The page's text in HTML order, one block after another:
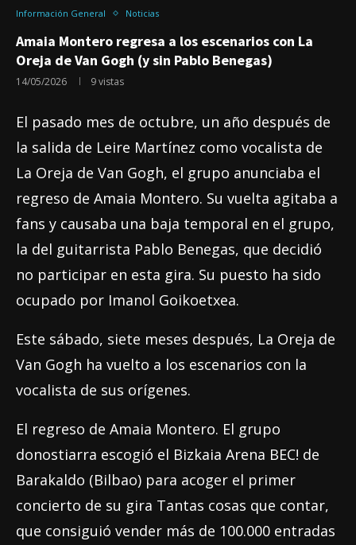
Información General Noticias
Amaia Montero regresa a los escenarios con La
Oreja de Van Gogh (y sin Pablo Benegas)
14/05/2026 9vistas
El pasado mes de octubre, un año después de
la salida de Leire Martínez como vocalista de
La Oreja de Van Gogh, el grupo anunciaba el
regreso de Amaia Montero. Su vuelta agitaba a
fans y causaba una baja temporal en el grupo,
la del guitarrista Pablo Benegas, que decidió
no participar en esta gira. Su puesto ha sido
ocupado por Imanol Goikoetxea.
Este sábado, siete meses después, La Oreja de
Van Gogh ha vuelto a los escenarios con la
vocalista de sus orígenes.
El regreso de Amaia Montero. El grupo
donostiarra escogió el Bizkaia Arena BEC! de
Barakaldo (Bilbao) para acoger el primer
concierto de su gira Tantas cosas que contar,
que consiguió vender más de 100.000 entradas